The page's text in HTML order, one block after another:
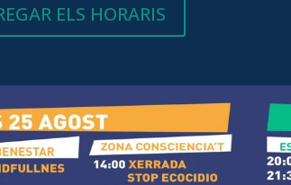
ELS HORARIS